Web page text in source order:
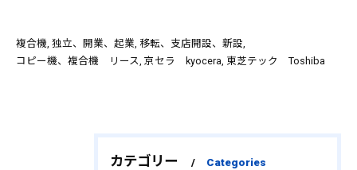
複合機 独立、開業、起業 移転、支店開設、新設
コピー機、複合機 リース 京セラ kyocera 東芝テック Toshiba
カテゴリー Categories